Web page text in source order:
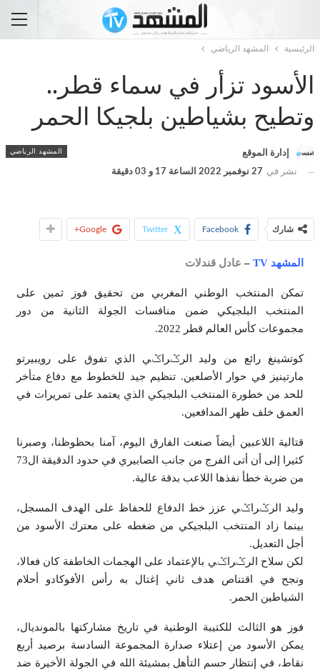
الرئيسية المشهد الرياضي
الأسود تزأر في سماء قطر..
وتطيح بشياطين بلجيكا الحمر
المشهد الرياضي إدارة الموقع
نشر في 27 نوفمبر 2022 الساعة 17 و 03 دقيقة
شارك Facebook
Twitter
Google+
المشهد TV – عادل قندلات
تمكن المنتخب الوطني المغربي من تحقيق فوز ثمين على
المنتخب البلجيكي ضمن منافسات الجولة الثانية من دور
مجموعات كأس العالم قطر 2022.
كوتشينغ رائع من وليد الرݣراݣي الذي تفوق على رويبيرتو
مارتينيز في حوار الأصلعين. تنظيم جيد للخطوط مع دفاع متأخر
للحد من خطورة المنتخب البلجيكي الذي يعتمد على تمريرات في
العمق خلف ظهر المدافعين.
قتالية اللاعبين أيضاً صنعت الفارق اليوم، آمنا بحظوظنا، وصبرنا
كثيرا إلى أن أتى الفرج من جانب الصابيري في حدود الدقيقة ال73
من ضربة خطأ نفذها اللاعب بدقة عالية.
وليد الرݣراݣي عزز خط الدفاع للحفاظ على الهدف المسجل،
بينما زاد المنتخب البلجيكي من ضغطه على معترك الأسود من
أجل التعديل.
لكن سلاح الرݣراݣي بالإعتماد على الهجمات الخاطفة كان فعالا،
ونجح في اقتناص هدف ثاني إغتال به رأس الأفوكادو أحلام
الشياطين الحمر.
فوز هو الثالث للكتيبة الوطنية في تاريخ مشاركتها بالمونديال،
يمكن الأسود من إعتلاء صدارة المجموعة السادسة برصيد أربع
نقاط، في إنتظار حسم التأهل بمشيئة الله في الجولة الأخيرة ضد